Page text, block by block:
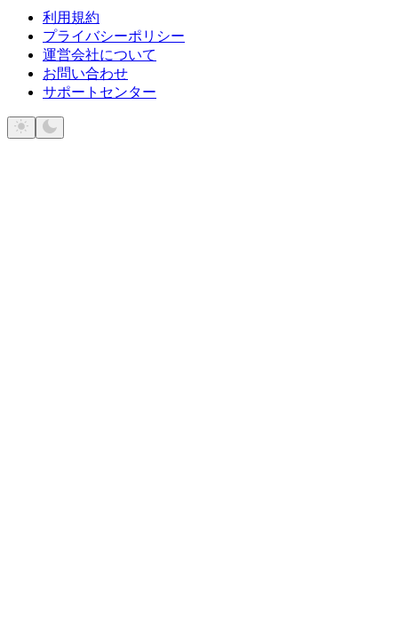
利用規約
プライバシーポリシー
運営会社について
お問い合わせ
サポートセンター